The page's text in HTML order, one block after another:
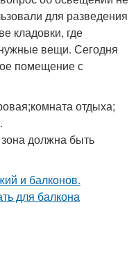
для разведения
кладовки, где
вещи. Сегодня
помещение с
отдыха;
должна быть